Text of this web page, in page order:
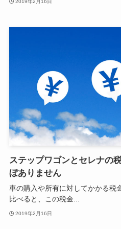
ステップワゴンとセレナの
ぼありません
車の購入や所有に対してかかる税
比べると、この税金...
2019年2月16日